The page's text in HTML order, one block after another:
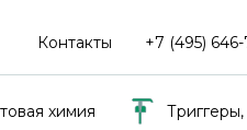
Контакты +7 (495)
химия